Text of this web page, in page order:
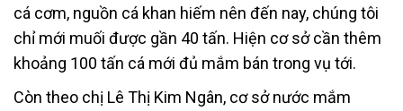
cá cơm, nguồn cá khan hiếm nên đến nay, chúng tôi
chỉ mới muối được gần 40 tấn. Hiện cơ sở cần thêm
khoảng 100 tấn cá mới đủ mắm bán trong vụ tới.
Còn theo chị Lê Thị Kim Ngân, cơ sở nước mắm